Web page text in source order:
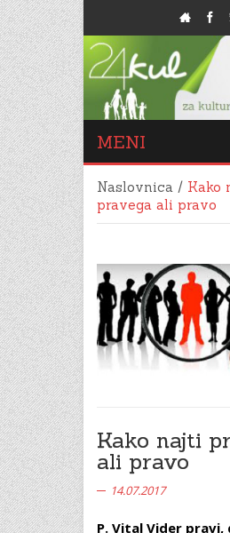
MENI
Naslovnica / Kako
pravega ali pravo
Kako najti
ali pravo
14.07.2017
P. Vital Vider pravi,